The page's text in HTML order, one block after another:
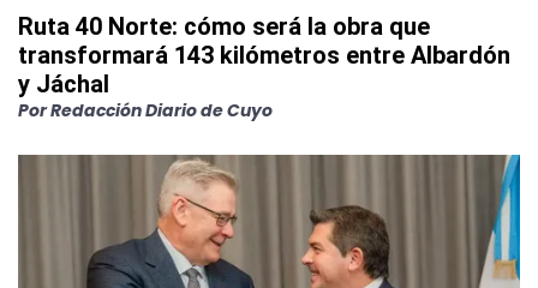
Ruta 40 Norte: cómo será la obra que
transformará 143 kilómetros entre Albardón
y Jáchal
PorRedacción Diario de Cuyo